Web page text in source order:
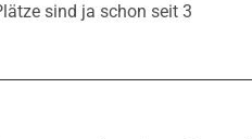
sind ja schon seit 3